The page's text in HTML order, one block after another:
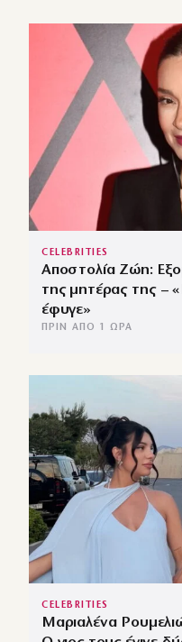
CELEBRITIES
Αποστολία Ζώη:
της μητέρας της –
έφυγε»
ΠΡΙΝ ΑΠΌ 1 ΏΡΑ
CELEBRITIES
Μαριαλένα